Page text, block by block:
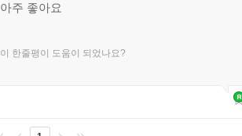
아주 좋아요
이 한줄평이 도움이 되었나요?